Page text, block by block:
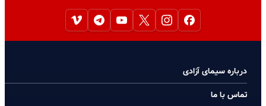
درباره سیمای آزادی
تماس با ما